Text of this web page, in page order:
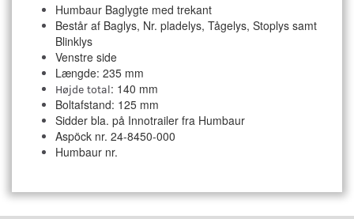
Humbaur Baglygte med trekant
Består af Baglys, Nr. pladelys, Tågelys, Stoplys samt
Blinklys
Venstre side
Længde: 235 mm
Højde total: 140 mm
Boltafstand: 125 mm
Sidder bla. på Innotrailer fra Humbaur
Aspöck nr. 24-8450-000
Humbaur nr.